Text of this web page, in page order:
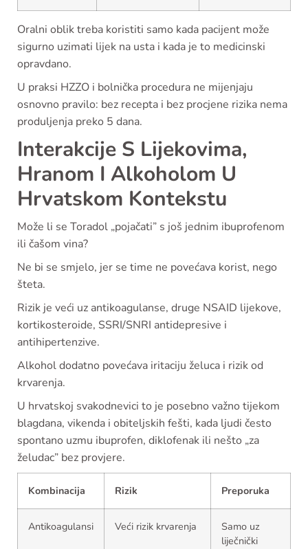
Oralni oblik treba koristiti samo kada pacijent može
sigurno uzimati lijek na usta i kada je to medicinski
opravdano.
U praksi HZZO i bolnička procedura ne mijenjaju
osnovno pravilo: bez recepta i bez procjene rizika nema
produljenja preko 5 dana.
Interakcije S Lijekovima,
Hranom I Alkoholom U
Hrvatskom Kontekstu
Može li se Toradol „pojačati” s još jednim ibuprofenom
ili čašom vina?
Ne bi se smjelo, jer se time ne povećava korist, nego
šteta.
Rizik je veći uz antikoagulanse, druge NSAID lijekove,
kortikosteroide, SSRI/SNRI antidepresive i
antihipertenzive.
Alkohol dodatno povećava iritaciju želuca i rizik od
krvarenja.
U hrvatskoj svakodnevici to je posebno važno tijekom
blagdana, vikenda i obiteljskih fešti, kada ljudi često
spontano uzmu ibuprofen, diklofenak ili nešto „za
želudac” bez provjere.
Kombinacija Rizik Preporuka
Antikoagulansi Veći rizik krvarenja
Samo uz
liječnički